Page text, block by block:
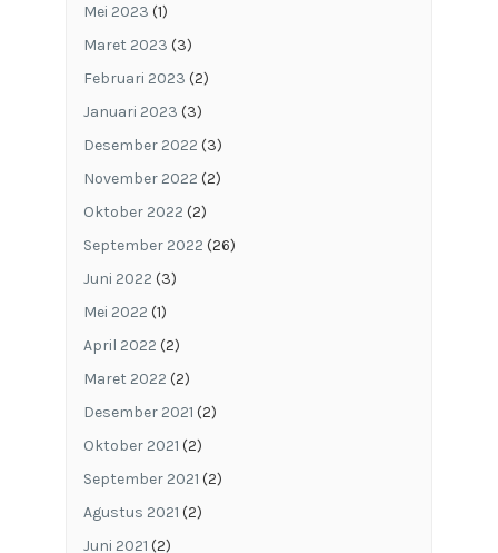
Mei 2023 (1)
Maret 2023 (3)
Februari 2023 (2)
Januari 2023 (3)
Desember 2022 (3)
November 2022 (2)
Oktober 2022 (2)
September 2022 (26)
Juni 2022 (3)
Mei 2022 (1)
April 2022 (2)
Maret 2022 (2)
Desember 2021 (2)
Oktober 2021 (2)
September 2021 (2)
Agustus 2021 (2)
Juni 2021 (2)